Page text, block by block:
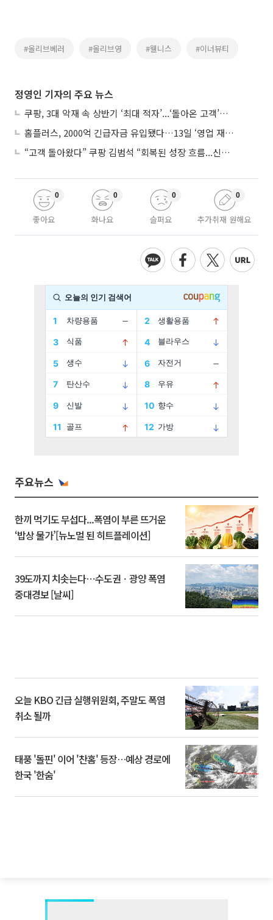
#올리브베러 #올리브영 #웰니스 #이너뷰티
정영인 기자의 주요 뉴스
쿠팡, 3대 악재 속 상반기 ‘최대 적자’...‘돌아온 고객’에 수익성 반등 주목
홈플러스, 2000억 긴급자금 유입됐다…13일 ‘영업 재개’
“고객 돌아왔다” 쿠팡 김범석 “회복된 성장 흐름...신사업 확대 위한 투자 유지”
좋아요
0
화나요
0
슬퍼요
0
추가취재 원해요
0
주요뉴스
한끼 먹기도 무섭다...폭염이 부른 뜨거운
‘밥상 물가’[뉴노멀 된 히트플레이션]
39도까지 치솟는다⋯수도권ㆍ광양 폭염
중대경보 [날씨]
오늘 KBO 긴급 실행위원회, 주말도 폭염
취소 될까
태풍 '돌핀' 이어 '찬홈' 등장…예상 경로에
한국 '한숨'